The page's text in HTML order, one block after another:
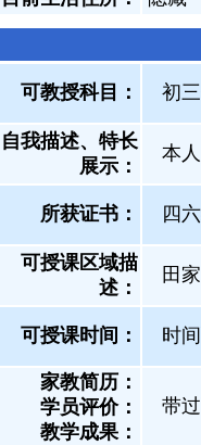
可教授科目： 初
自我描述、特长
展示 ：
本
所获证书 ： 四
可授课区域描
述：
田
可授课时间： 时
家教简历：
学员评价：
教学成果：
带